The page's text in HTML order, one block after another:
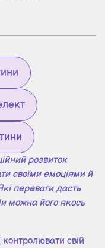
розвиток
своїми емоціями й
переваги дасть
можна його якось
контролювати свій